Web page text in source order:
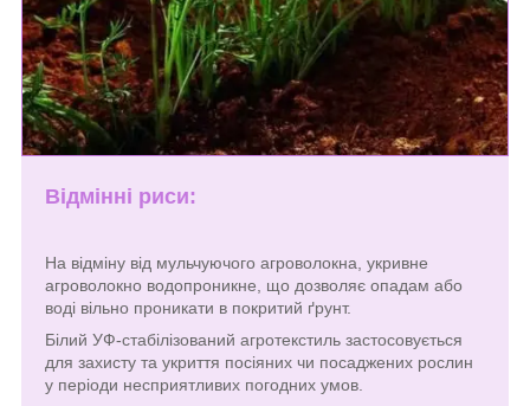
Відмінні риси:
На відміну від мульчуючого агроволокна, укривне
агроволокно водопроникне, що дозволяє опадам або
воді вільно проникати в покритий ґрунт.
Білий УФ-стабілізований агротекстиль застосовується
для захисту та укриття посіяних чи посаджених рослин
у періоди несприятливих погодних умов.